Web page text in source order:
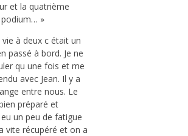
et la quatrième
»
à deux c était un
passé à bord. Je ne
qu une fois et me
avec Jean. Il y a
entre nous. Le
préparé et
un peu de fatigue
vite récupéré et on a